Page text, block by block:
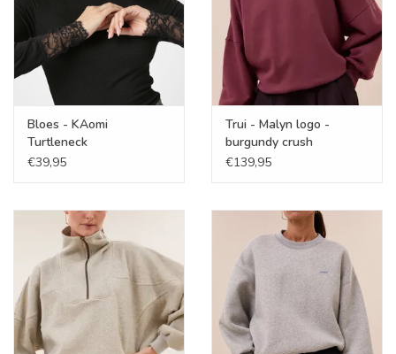
Bloes - KAomi
Turtleneck
€39,95
Trui - Malyn logo -
burgundy crush
€139,95